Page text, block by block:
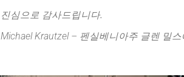
진심으로 감사드립니다.
Michael Krautzel – 펜실베니아주 글렌 밀